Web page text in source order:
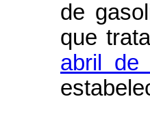
de
que
abril de